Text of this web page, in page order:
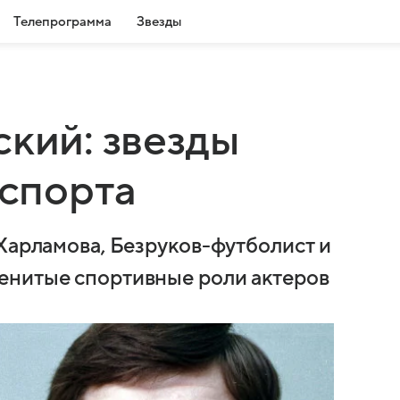
Телепрограмма Звезды
звезды
Безруков-футболист и
спортивные роли актеров